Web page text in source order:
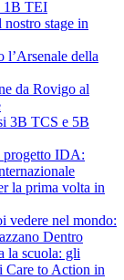
1B TEI
stage in
l’Arsenale della
da Rovigo al
3B TCS e 5B
progetto IDA:
la prima volta in
vedere nel mondo:
Dentro
la scuola: gli
Care to Action in